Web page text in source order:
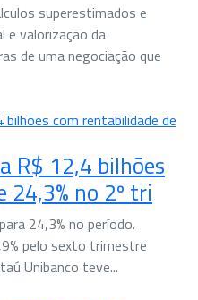
superestimados e
e valorização da
de uma negociação que
R$ 12,4 bilhões
no 2º tri
24,3% no período.
pelo sexto trimestre
Unibanco teve...